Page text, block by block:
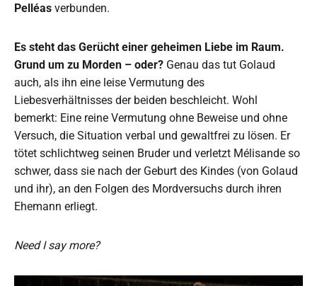
Pelléas verbunden.
Es steht das Gerücht einer geheimen Liebe im Raum.
Grund um zu Morden – oder? Genau das tut Golaud
auch, als ihn eine leise Vermutung des
Liebesverhältnisses der beiden beschleicht. Wohl
bemerkt: Eine reine Vermutung ohne Beweise und ohne
Versuch, die Situation verbal und gewaltfrei zu lösen. Er
tötet schlichtweg seinen Bruder und verletzt Mélisande so
schwer, dass sie nach der Geburt des Kindes (von Golaud
und ihr), an den Folgen des Mordversuchs durch ihren
Ehemann erliegt.
Need I say more?